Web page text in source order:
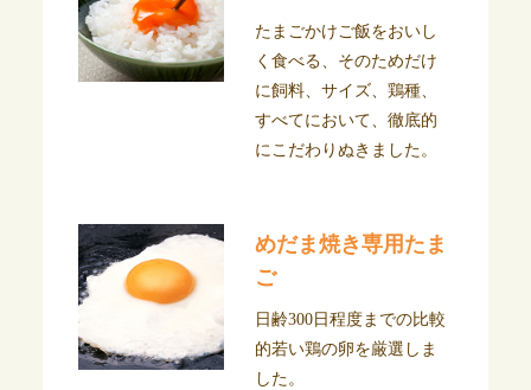
たまごかけご飯をおいし
く食べる、そのためだけ
に飼料、サイズ、鶏種、
すべてにおいて、徹底的
にこだわりぬきました。
めだま焼き専用たま
ご
日齢300日程度までの比較
的若い鶏の卵を厳選しま
した。